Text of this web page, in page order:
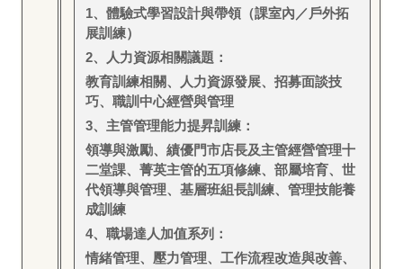
1、體驗式學習設計與帶領（課室內／戶外拓
展訓練）
2、人力資源相關議題：
教育訓練相關、人力資源發展、招募面談技
巧、職訓中心經營與管理
3、主管管理能力提昇訓練：
領導與激勵、績優門市店長及主管經營管理十
二堂課、菁英主管的五項修練、部屬培育、世
代領導與管理、基層班組長訓練、管理技能養
成訓練
4、職場達人加值系列：
情緒管理、壓力管理、工作流程改造與改善、